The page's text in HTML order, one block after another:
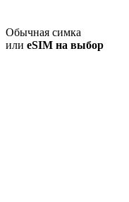
Обычная симка
или eSIM на выбор